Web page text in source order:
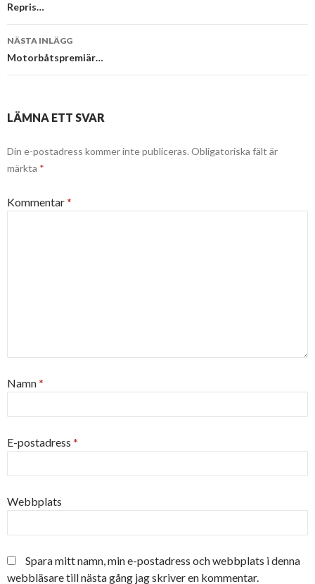
Repris…
NÄSTA INLÄGG
Motorbåtspremiär…
LÄMNA ETT SVAR
Din e-postadress kommer inte publiceras. Obligatoriska fält är
märkta *
Kommentar*
Namn*
E-postadress *
Webbplats
Spara mitt namn, min e-postadress och webbplats i denna
webbläsare till nästa gång jag skriver en kommentar.